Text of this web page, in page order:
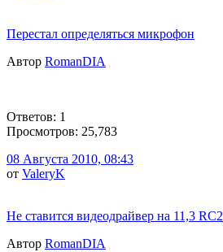
Перестал определяться микрофон
Автор RomanDIA
Ответов: 1
Просмотров: 25,783
08 Августа 2010, 08:43
от ValeryK
Не ставится видеодрайвер на 11,3 RC2
Автор RomanDIA